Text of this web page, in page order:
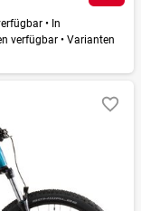
• In
verfügbar • Varianten